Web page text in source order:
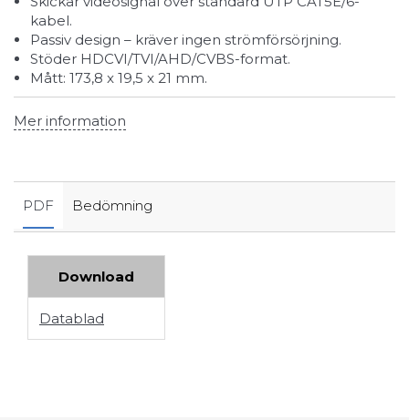
kabel.
Passiv design – kräver ingen strömförsörjning.
Stöder HDCVI/TVI/AHD/CVBS-format.
Mått: 173,8 x 19,5 x 21 mm.
Mer information
PDF Bedömning
Download
Datablad